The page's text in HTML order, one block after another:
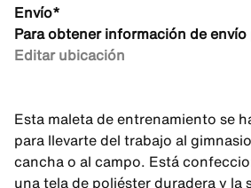
Envío*
Para obtener información de envío
Editar ubicación
Esta maleta de entrenamiento se
para llevarte del trabajo al
cancha o al campo. Está
una tela de poliéster duradera y la